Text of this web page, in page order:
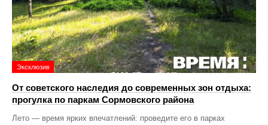
Эксклюзив
От советского наследия до современных зон отдыха:
прогулка по паркам Сормовского района
Лето — время ярких впечатлений: проведите его в парках